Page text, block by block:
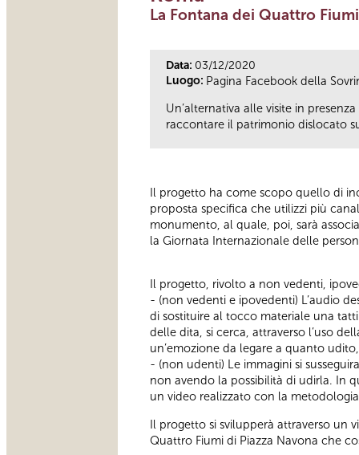
La Fontana dei Quattro Fiumi
Data: 03/12/2020
Luogo: Pagina Facebook della
Un’alternativa alle visite in
raccontare il patrimonio dislocato
Il progetto ha come scopo quello di
proposta specifica che utilizzi più
monumento, al quale, poi, sarà
la Giornata Internazionale delle
Il progetto, rivolto a non vedenti,
- (non vedenti e ipovedenti) L’audio
di sostituire al tocco materiale una
delle dita, si cerca, attraverso l’uso
un’emozione da legare a quanto
- (non udenti) Le immagini si
non avendo la possibilità di udirla. In
un video realizzato con la
Il progetto si svilupperà attraverso un
Quattro Fiumi di Piazza Navona che